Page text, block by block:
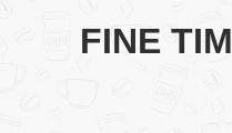
FINE